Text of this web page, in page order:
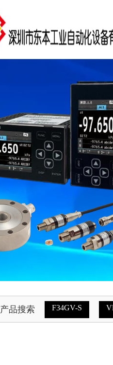
产品搜索 F34GV-S